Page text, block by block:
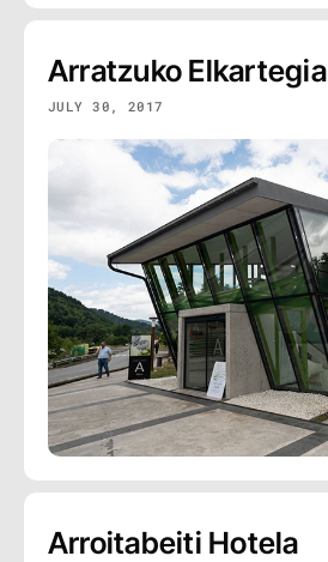
Arratzuko Elkartegia
JULY 30, 2017
Arroitabeiti Hotela